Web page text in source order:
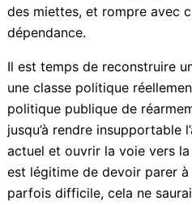
De la lucidité à l’action : pour un
Ce texte, intitulé « Bienvenu
faut reconnaître que la
cette impasse en continuant
usées, dictées par une
réalités locales, et en
de sa jeunesse. Nous
décoloniser notre regard,
pour des miettes, et rompre